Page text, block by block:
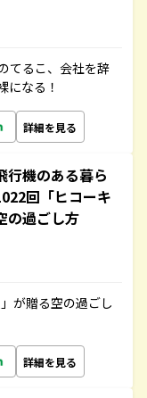
てるこ、会社を辞
になる！
詳細を見る
行機のある暮ら
回「ヒコーキ
の過ごし方
が贈る空の過ごし
詳細を見る